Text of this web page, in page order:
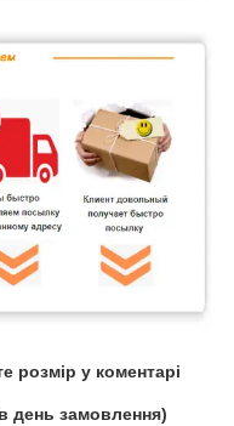
розмір у коментарі
день замовлення)